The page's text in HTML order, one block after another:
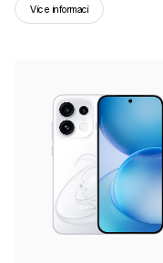
Více informací